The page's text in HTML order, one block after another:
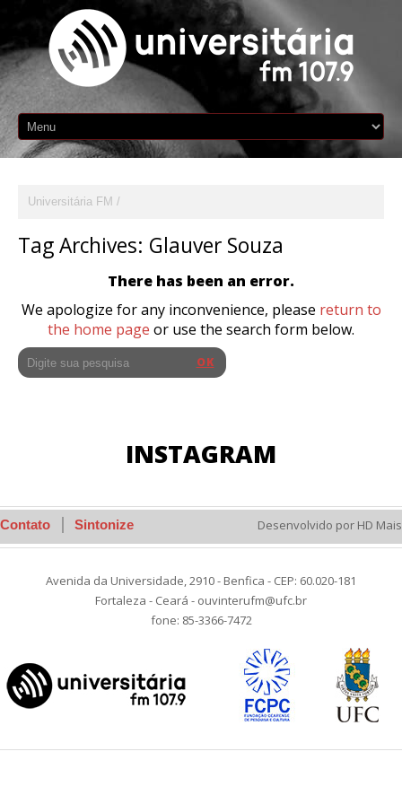
Universitária FM
Tag Archives: Glauver Souza
There has been an error.
We apologize for any inconvenience, please return to
the home page or use the search form below.
INSTAGRAM
Contato Sintonize Desenvolvido por HD Mais
Avenida da Universidade, 2910 - Benfica - CEP: 60.020-181
Fortaleza - Ceará - ouvinterufm@ufc.br
fone: 85-3366-7472